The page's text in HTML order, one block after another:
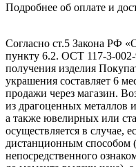
Подробнее об оплате и
Согласно ст.5 Закона РФ
пункту 6.2. ОСТ 117-3-002-
получения изделия
украшения составляет 6
продажи через магазин.
из драгоценных металлов
а также ювелирных или
осуществляется в случае,
дистанционным
непосредственного